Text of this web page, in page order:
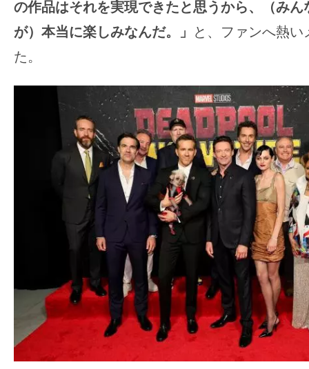
の作品はそれを実現できたと思うから、（みん
が）本当に楽しみなんだ。」
と、ファンへ熱
た。